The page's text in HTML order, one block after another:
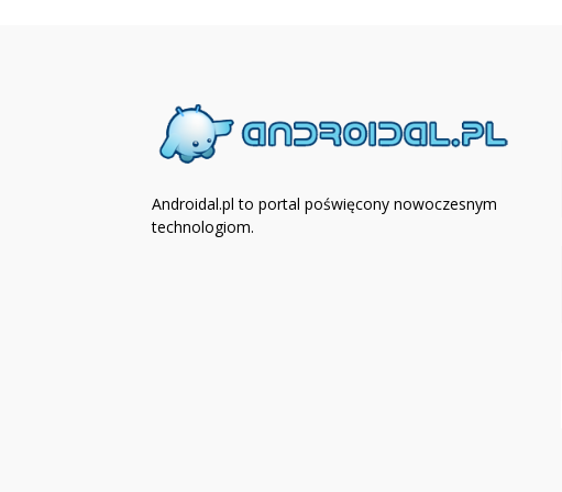
Androidal.pl to portal poświęcony nowoczesnym
technologiom.